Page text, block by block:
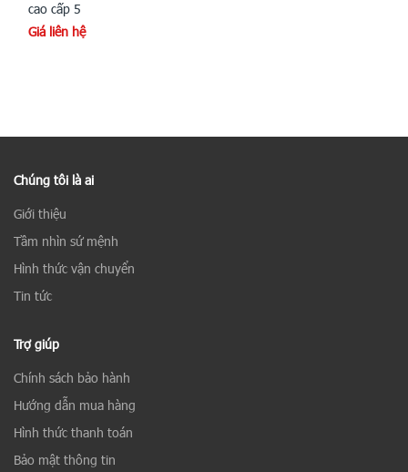
cao cấp 5
Giá liên hệ
Chúng tôi là ai
Giới thiệu
Tầm nhìn sứ mệnh
Hình thức vận chuyển
Tin tức
Trợ giúp
Chính sách bảo hành
Hướng dẫn mua hàng
Hình thức thanh toán
Bảo mật thông tin